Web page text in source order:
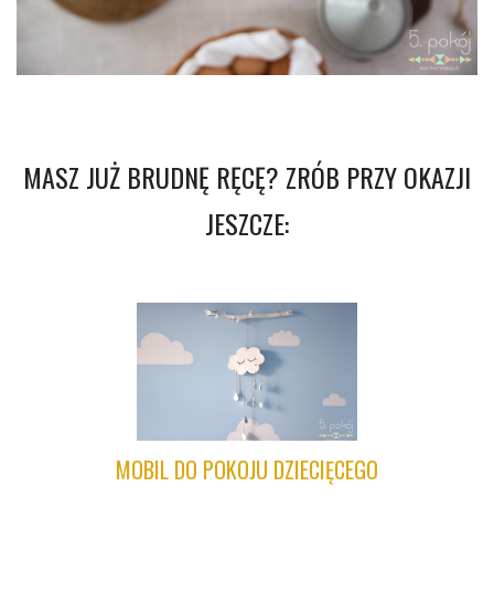
MASZ JUŻ BRUDNĘ RĘCĘ? ZRÓB PRZY OKAZJI
JESZCZE:
MOBIL DO POKOJU DZIECIĘCEGO